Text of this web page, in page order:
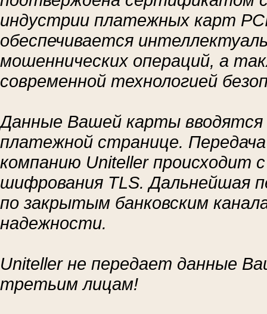
индустрии платежных карт
обеспечивается
мошеннических операций, а
современной технологией
Данные Вашей карты вводятся
платежной странице.
компанию Uniteller происходит
шифрования TLS. Дальнейшая
по закрытым банковским
надежности.
Uniteller не передает данные
третьим лицам!